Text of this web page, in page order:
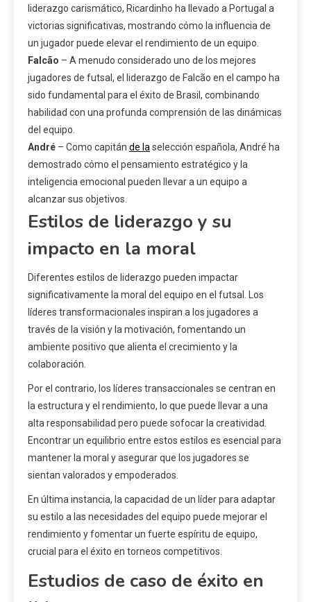
liderazgo carismático, Ricardinho ha llevado a Portugal a
victorias significativas, mostrando cómo la influencia de
un jugador puede elevar el rendimiento de un equipo.
Falcão – A menudo considerado uno de los mejores
jugadores de futsal, el liderazgo de Falcão en el campo ha
sido fundamental para el éxito de Brasil, combinando
habilidad con una profunda comprensión de las dinámicas
del equipo.
André – Como capitán de la selección española, André ha
demostrado cómo el pensamiento estratégico y la
inteligencia emocional pueden llevar a un equipo a
alcanzar sus objetivos.
Estilos de liderazgo y su
impacto en la moral
Diferentes estilos de liderazgo pueden impactar
significativamente la moral del equipo en el futsal. Los
líderes transformacionales inspiran a los jugadores a
través de la visión y la motivación, fomentando un
ambiente positivo que alienta el crecimiento y la
colaboración.
Por el contrario, los líderes transaccionales se centran en
la estructura y el rendimiento, lo que puede llevar a una
alta responsabilidad pero puede sofocar la creatividad.
Encontrar un equilibrio entre estos estilos es esencial para
mantener la moral y asegurar que los jugadores se
sientan valorados y empoderados.
En última instancia, la capacidad de un líder para adaptar
su estilo a las necesidades del equipo puede mejorar el
rendimiento y fomentar un fuerte espíritu de equipo,
crucial para el éxito en torneos competitivos.
Estudios de caso de éxito en